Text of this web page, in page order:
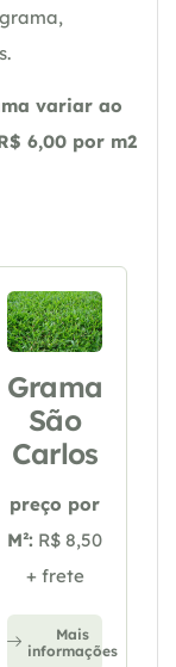
variar ao
6,00 por m2
Grama
São
Carlos
preço por
M²: R$ 8,50
+ frete
Mais
informações